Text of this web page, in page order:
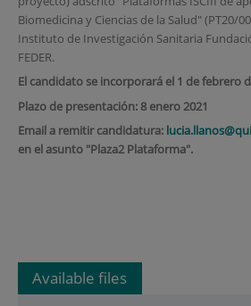
Biomedicina y Ciencias de la Salud" (PT20/
Instituto de Investigación Sanitaria
FEDER.
El candidato se incorporará el 1 de febrero
Plazo de presentación: 8 enero 2021
Email a remitir candidatura:
en el asunto "Plaza2 Plataforma".
Available files